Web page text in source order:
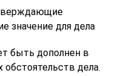
значение для дела
быть дополнен в
дела.